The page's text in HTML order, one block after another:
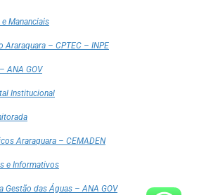
Mananciais
Araraquara – CPTEC – INPE
ANA GOV
Institucional
Araraquara – CEMADEN
e Informativos
Gestão das Águas – ANA GOV